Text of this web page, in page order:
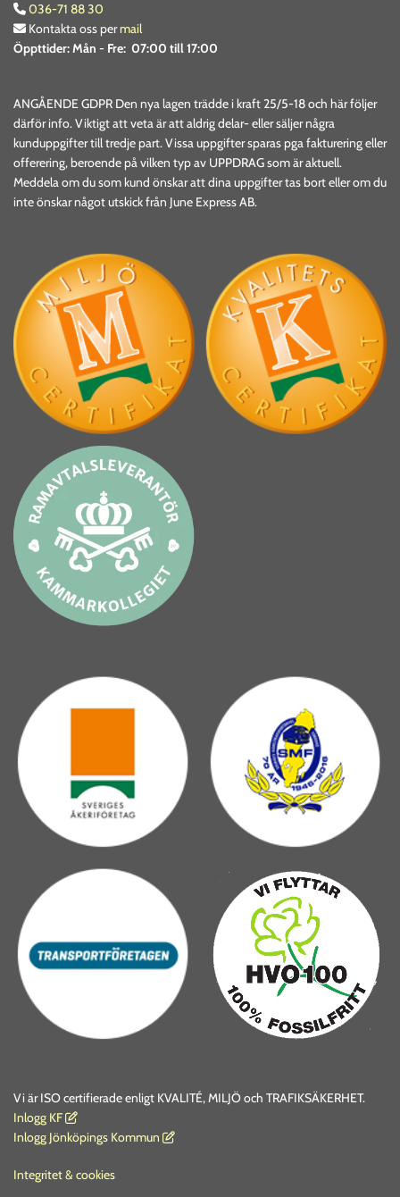
 036-71 88 30
 Kontakta oss permail
Öppttider:Mån - Fre: 07:00 till 17:00
ANGÅENDE GDPR Den nya lagen trädde i kraft 25/5-18 och här följer
därför info. Viktigt att veta är att aldrig delar- eller säljer några
kunduppgifter till tredje part. Vissa uppgifter sparas pga fakturering eller
offerering, beroende på vilken typ av UPPDRAG som är aktuell.
Meddela om du som kund önskar att dina uppgifter tas bort eller om du
inte önskar något utskick från June Express AB.
Vi är ISO certifierade enligt KVALITÉ, MILJÖ och TRAFIKSÄKERHET.
Inlogg KF 
Inlogg Jönköpings Kommun 
Integritet & cookies